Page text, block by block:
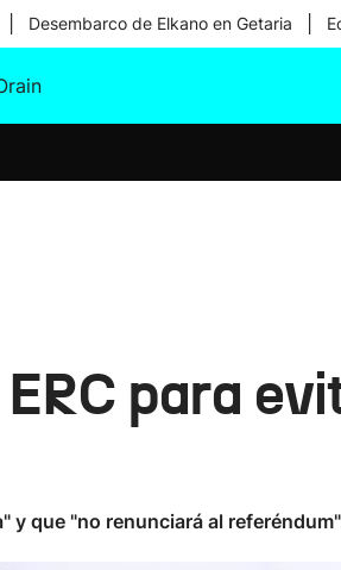
Desembarco de Elkano en Getaria
para
y que "no renunciará al